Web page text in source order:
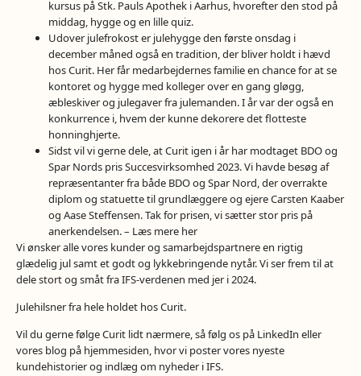
kursus på Stk. Pauls Apothek i Aarhus, hvorefter den stod på
middag, hygge og en lille quiz.
Udover julefrokost er julehygge den første onsdag i
december måned også en tradition, der bliver holdt i hævd
hos Curit. Her får medarbejdernes familie en chance for at se
kontoret og hygge med kolleger over en gang gløgg,
æbleskiver og julegaver fra julemanden. I år var der også en
konkurrence i, hvem der kunne dekorere det flotteste
honninghjerte.
Sidst vil vi gerne dele, at Curit igen i år har modtaget BDO og
Spar Nords pris Succesvirksomhed 2023. Vi havde besøg af
repræsentanter fra både BDO og Spar Nord, der overrakte
diplom og statuette til grundlæggere og ejere Carsten Kaaber
og Aase Steffensen. Tak for prisen, vi sætter stor pris på
anerkendelsen. – Læs mere her
Vi ønsker alle vores kunder og samarbejdspartnere en rigtig
glædelig jul samt et godt og lykkebringende nytår. Vi ser frem til at
dele stort og småt fra IFS-verdenen med jer i 2024.
Julehilsner fra hele holdet hos Curit.
Vil du gerne følge Curit lidt nærmere, så følg os på LinkedIn eller
vores blog på hjemmesiden, hvor vi poster vores nyeste
kundehistorier og indlæg om nyheder i IFS.